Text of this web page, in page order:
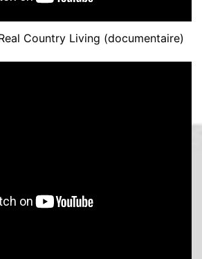
Country Living (documentaire)